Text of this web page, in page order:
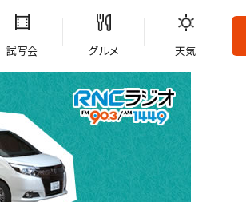
試写会 グルメ 天気